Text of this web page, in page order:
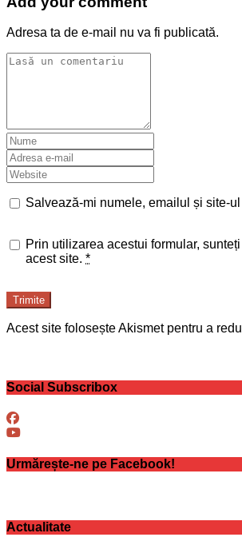
Adresa ta de e-mail nu va fi publicată.
Salvează-mi numele, emailul și site-
Prin utilizarea acestui formular,
acest site. *
Trimite
Acest site folosește Akismet pentru a
Social Subscribox
Urmărește-ne pe Facebook!
Actualitate